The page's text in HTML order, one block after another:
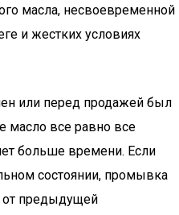
масла, несвоевременной
и жестких условиях
или перед продажей был
масло все равно все
больше времени. Если
состоянии, промывка
от предыдущей